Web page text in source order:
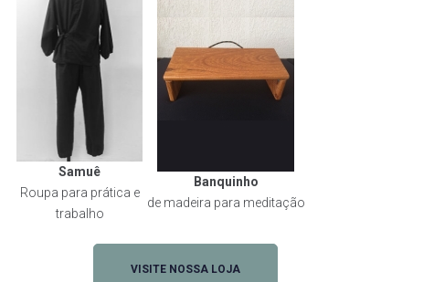
Samuê
Roupa para prática e
trabalho
Banquinho
de madeira para meditação
VISITE NOSSA LOJA